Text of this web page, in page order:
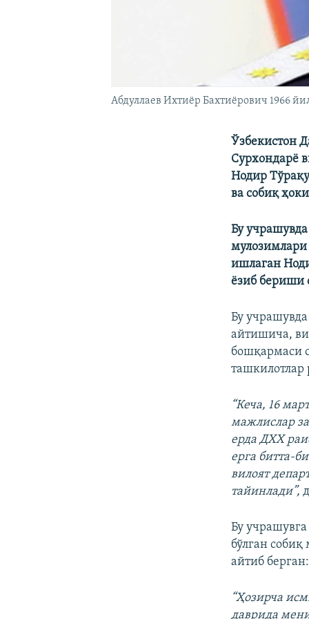
Абдуллаев Ихтиёр Бахтиёрович 1966
Ўзбекистон
Сурхондарё
Нодир
ва собиқ
Бу
ишлаган
ёзиб бериши
Бу
айтишича,
бошқармаси
ташкилотлар
“Кеча, 16
мажлислар
ерда ДХХ
ерга битта-
вилоят
тайинлади”,
Бу
бўлган
айтиб берган:
“Ҳозирча
даврида